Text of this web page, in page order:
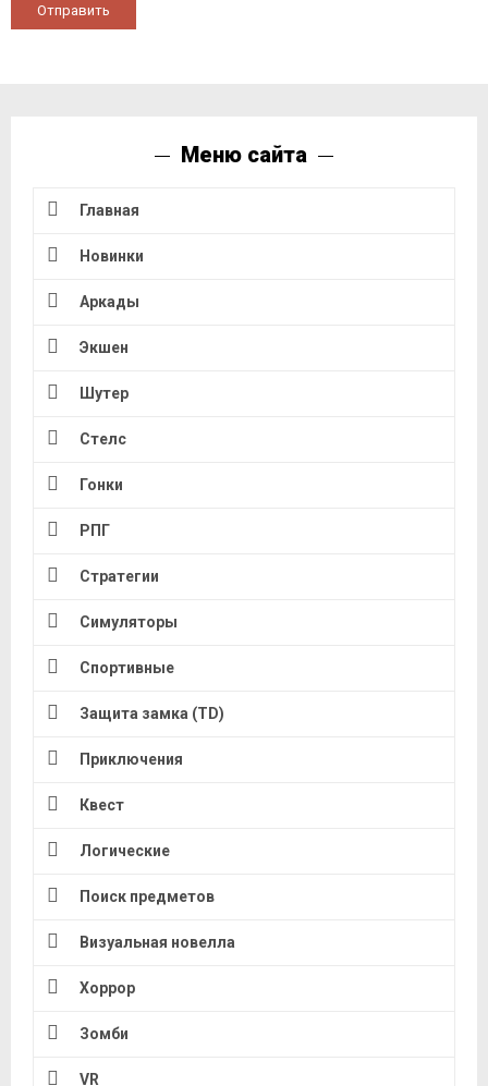
Отправить
Меню сайта
Главная
Новинки
Аркады
Экшен
Шутер
Стелс
Гонки
РПГ
Стратегии
Симуляторы
Спортивные
Защита замка (TD)
Приключения
Квест
Логические
Поиск предметов
Визуальная новелла
Хоррор
Зомби
VR